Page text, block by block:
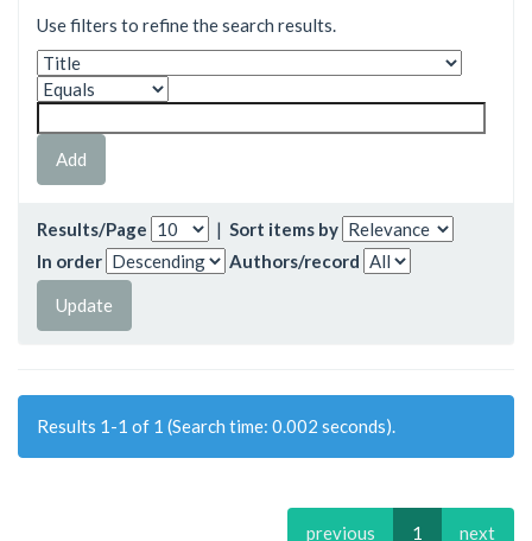
Use filters to refine the search results.
Results/Page | Sort items by
In order
Authors/record
Results 1-1 of 1 (Search time: 0.002 seconds).
previous 1 next